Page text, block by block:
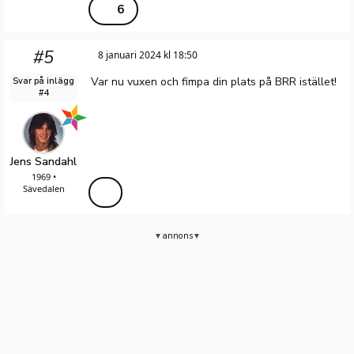
6
#5
Svar på inlägg
#4
Jens Sandahl
1969 •
Sävedalen
8 januari 2024 kl 18:50
Var nu vuxen och fimpa din plats på BRR istället!
annons